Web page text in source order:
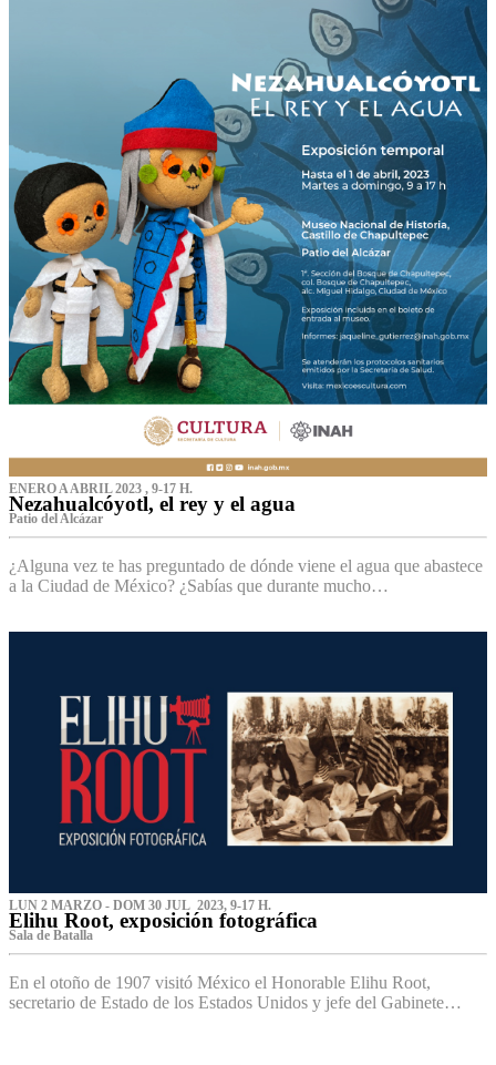
ENERO A ABRIL 2023 , 9-17 H.
Nezahualcóyotl, el rey y el agua
Patio del Alcázar
¿Alguna vez te has preguntado de dónde viene el agua que abastece
a la Ciudad de México? ¿Sabías que durante mucho…
LUN 2 MARZO - DOM 30 JUL 2023, 9-17 H.
Elihu Root, exposición fotográfica
Sala de Batalla
En el otoño de 1907 visitó México el Honorable Elihu Root,
secretario de Estado de los Estados Unidos y jefe del Gabinete…